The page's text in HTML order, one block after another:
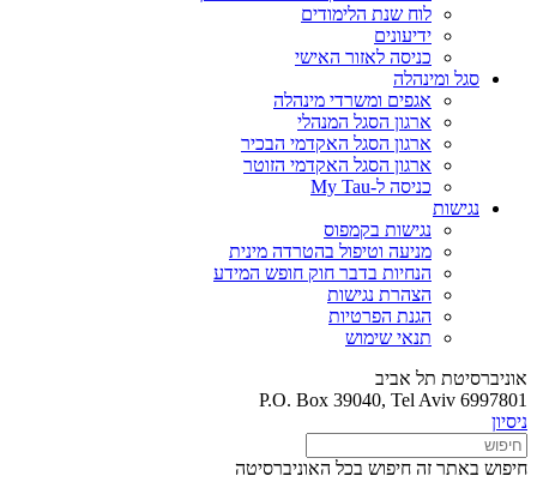
לוח שנת הלימודים
ידיעונים
כניסה לאזור האישי
סגל ומינהלה
אגפים ומשרדי מינהלה
ארגון הסגל המנהלי
ארגון הסגל האקדמי הבכיר
ארגון הסגל האקדמי הזוטר
כניסה ל-My Tau
נגישות
נגישות בקמפוס
מניעה וטיפול בהטרדה מינית
הנחיות בדבר חוק חופש המידע
הצהרת נגישות
הגנת הפרטיות
תנאי שימוש
אוניברסיטת תל אביב
P.O. Box 39040, Tel Aviv 6997801
ניסיון
חיפוש באתר זה חיפוש בכל האוניברסיטה